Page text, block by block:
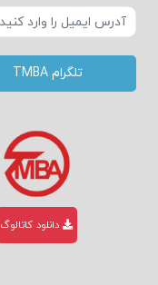
تلگرام TMBA
دانلود کاتالوگ